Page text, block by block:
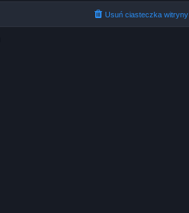
Usuń ciasteczka witryny